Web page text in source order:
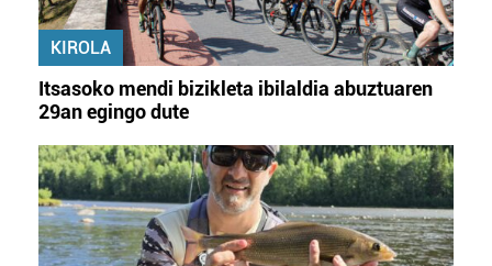
KIROLA
Itsasoko mendi bizikleta ibilaldia abuztuaren
29an egingo dute